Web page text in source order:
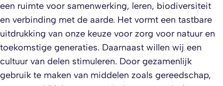
een ruimte voor samenwerking, leren, biodiversiteit
en verbinding met de aarde. Het vormt een tastbare
uitdrukking van onze keuze voor zorg voor natuur en
toekomstige generaties. Daarnaast willen wij een
cultuur van delen stimuleren. Door gezamenlijk
gebruik te maken van middelen zoals gereedschap,